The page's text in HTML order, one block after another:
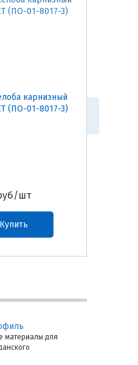
карнизный
(ПО-01-8017-3)
шт
Купить
материалы для